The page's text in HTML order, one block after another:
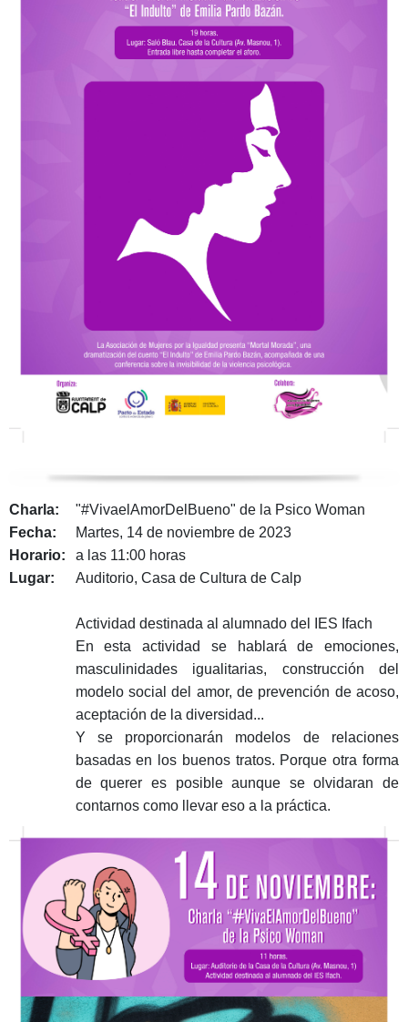
Charla:
"#VivaelAmorDelBueno" de la Psico Woman
Fecha:
Martes, 14 de noviembre de 2023
Horario:
a las 11:00 horas
Lugar:
Auditorio, Casa de Cultura de Calp
Actividad destinada al alumnado del IES Ifach
En esta actividad se hablará de emociones,
masculinidades igualitarias, construcción del
modelo social del amor, de prevención de acoso,
aceptación de la diversidad...
Y se proporcionarán modelos de relaciones
basadas en los buenos tratos. Porque otra forma
de querer es posible aunque se olvidaran de
contarnos como llevar eso a la práctica.